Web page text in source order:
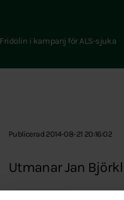
Fridolin i kampanj för ALS-sjuka
Publicerad 2014-08-21 20:16:02
Utmanar Jan